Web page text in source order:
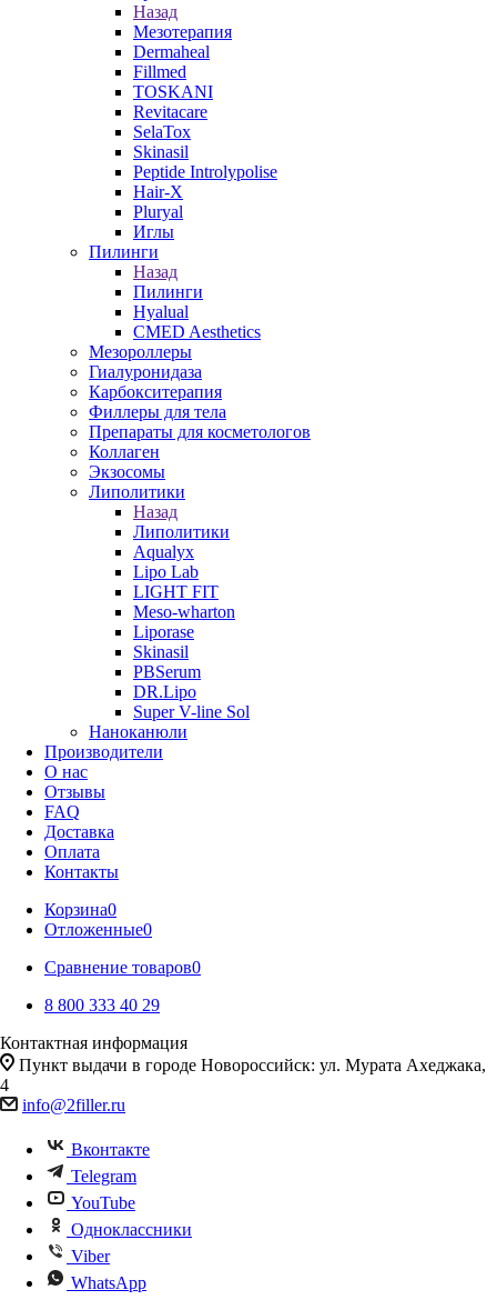
Назад
Мезотерапия
Dermaheal
Fillmed
TOSKANI
Revitacare
SelaTox
Skinasil
Peptide Introlypolise
Hair-X
Pluryal
Иглы
Пилинги
Назад
Пилинги
Hyalual
CMED Aesthetics
Мезороллеры
Гиалуронидаза
Карбокситерапия
Филлеры для тела
Препараты для косметологов
Коллаген
Экзосомы
Липолитики
Назад
Липолитики
Aqualyx
Lipo Lab
LIGHT FIT
Meso-wharton
Liporase
Skinasil
PBSerum
DR.Lipo
Super V-line Sol
Наноканюли
Производители
О нас
Отзывы
FAQ
Доставка
Оплата
Контакты
Корзина0
Отложенные0
Сравнение товаров0
8 800 333 40 29
Контактная информация
Пункт выдачи в городе Новороссийск: ул. Мурата Ахеджака,
4
info@2filler.ru
Вконтакте
Telegram
YouTube
Одноклассники
Viber
WhatsApp